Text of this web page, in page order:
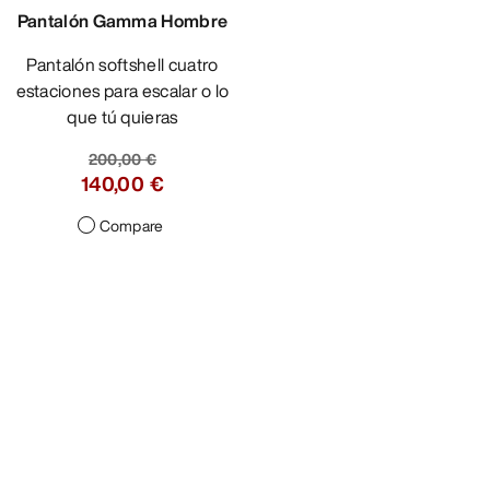
Pantalón Gamma Hombre
Pantalón softshell cuatro
estaciones para escalar o lo
que tú quieras
200,00 €
140,00 €
Compare